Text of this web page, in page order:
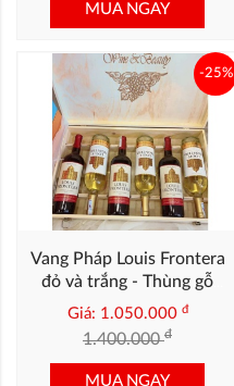
MUA NGAY
Vang Pháp Louis Frontera
đỏ và trắng - Thùng gỗ
Mix 6 chai
Giá: 1.050.000 đ
1.400.000đ
-25%
MUA NGAY